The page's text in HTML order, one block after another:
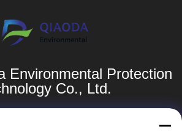
Environmental Protection
Co., Ltd.